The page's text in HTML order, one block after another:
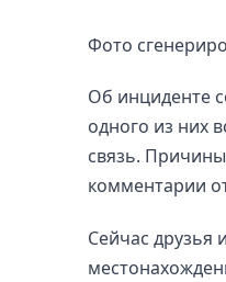
Фото
Об инциденте
одного из них
связь.
комментарии
Сейчас друзья